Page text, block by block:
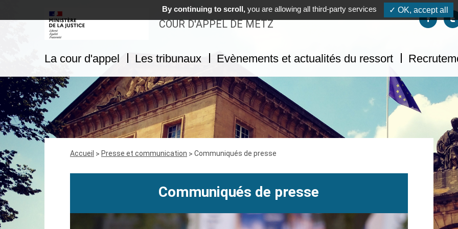
COUR D'APPEL DE METZ Suivez-
La cour d'appel Les tribunaux Evènements et actualités du ressort
Fil
Accueil Presse et communication Communiqués de presse
Communiqués de presse
By continuing to scroll, you are allowing all third-party services ✓ OK, accept all